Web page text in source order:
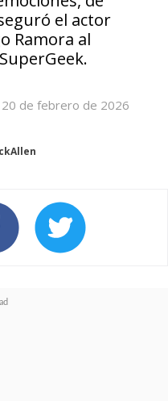
of the
It's a
like to
for
💛💚
kwq1W8WCp6
el actor
Ramora al
de febrero de 2026